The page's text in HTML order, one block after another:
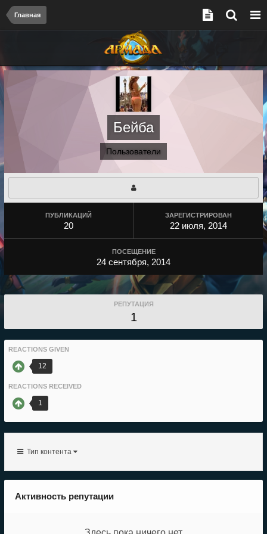
Главная
Бейба
Пользователи
ПУБЛИКАЦИЙ
20
ЗАРЕГИСТРИРОВАН
22 июля, 2014
ПОСЕЩЕНИЕ
24 сентября, 2014
РЕПУТАЦИЯ
1
REACTIONS GIVEN
12
REACTIONS RECEIVED
1
Тип контента
Активность репутации